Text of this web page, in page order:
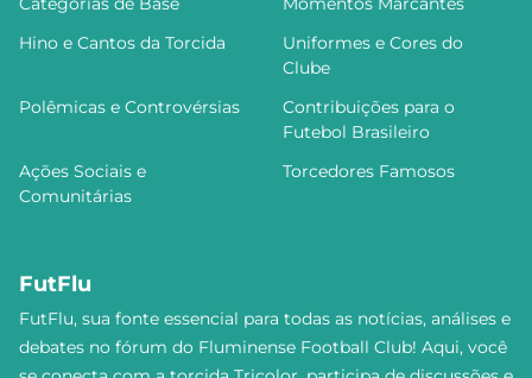
Hino e Cantos da Torcida
Uniformes e Cores do
Clube
Polêmicas e Controvérsias
Contribuições para o
Futebol Brasileiro
Ações Sociais e
Comunitárias
Torcedores Famosos
FutFlu
FutFlu, sua fonte essencial para todas as notícias, análises e
debates no fórum do Fluminense Football Club! Aqui, você